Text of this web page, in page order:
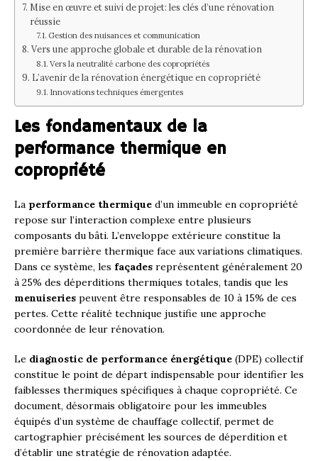
Mise en œuvre et suivi de projet: les clés d’une rénovation
réussie
Gestion des nuisances et communication
Vers une approche globale et durable de la rénovation
Vers la neutralité carbone des copropriétés
L’avenir de la rénovation énergétique en copropriété
Innovations techniques émergentes
Les fondamentaux de la
performance thermique en
copropriété
La performance thermique d’un immeuble en copropriété
repose sur l’interaction complexe entre plusieurs
composants du bâti. L’enveloppe extérieure constitue la
première barrière thermique face aux variations climatiques.
Dans ce système, les façades représentent généralement 20
à 25% des déperditions thermiques totales, tandis que les
menuiseries peuvent être responsables de 10 à 15% de ces
pertes. Cette réalité technique justifie une approche
coordonnée de leur rénovation.
Le diagnostic de performance énergétique (DPE) collectif
constitue le point de départ indispensable pour identifier les
faiblesses thermiques spécifiques à chaque copropriété. Ce
document, désormais obligatoire pour les immeubles
équipés d’un système de chauffage collectif, permet de
cartographier précisément les sources de déperdition et
d’établir une stratégie de rénovation adaptée.